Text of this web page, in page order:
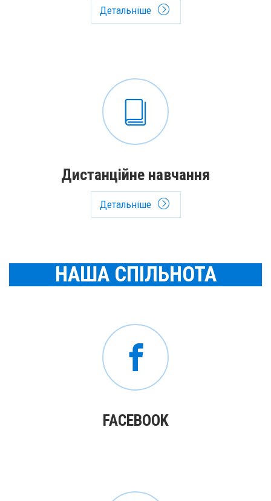
Детальніше
Дистанційне навчання
Детальніше
НАША СПІЛЬНОТА
FACEBOOK